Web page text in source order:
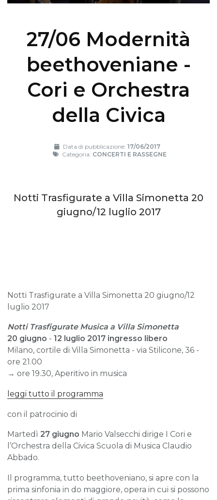
27/06 Modernità
beethoveniane -
Cori e Orchestra
della Civica
Data di pubblicazione:17/06/2017
Categoria: CONCERTI E RASSEGNE
Notti Trasfigurate a Villa Simonetta 20
giugno/12 luglio 2017
Notti Trasfigurate a Villa Simonetta 20 giugno/12
luglio 2017
Notti Trasfigurate Musica a Villa Simonetta
20 giugno - 12 luglio 2017 ingresso libero
Milano, cortile di Villa Simonetta - via Stilicone, 36 -
ore 21.00
→ ore 19.30, Aperitivo in musica
leggi tutto il programma
con il patrocinio di
Martedì 27 giugno Mario Valsecchi dirige I Cori e
l’Orchestra della Civica Scuola di Musica Claudio
Abbado.
Il programma, tutto beethoveniano, si apre con la
prima sinfonia in do maggiore, opera in cui si possono